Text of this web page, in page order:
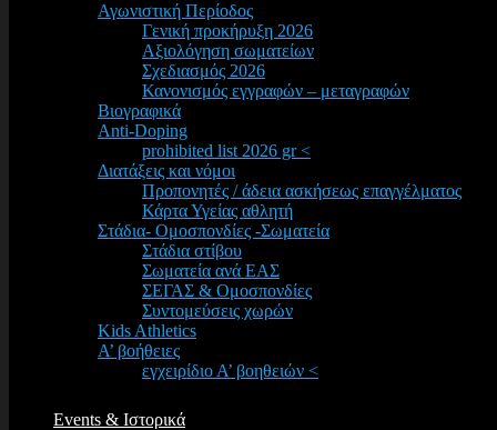
Αγωνιστική Περίοδος
Γενική προκήρυξη 2026
Αξιολόγηση σωματείων
Σχεδιασμός 2026
Κανονισμός εγγραφών – μεταγραφών
Βιογραφικά
Anti-Doping
prohibited list 2026 gr <
Διατάξεις και νόμοι
Προπονητές / άδεια ασκήσεως επαγγέλματος
Κάρτα Υγείας αθλητή
Στάδια- Ομοσπονδίες -Σωματεία
Στάδια στίβου
Σωματεία ανά ΕΑΣ
ΣΕΓΑΣ & Ομοσπονδίες
Συντομεύσεις χωρών
Kids Athletics
Α’ βοήθειες
εγχειρίδιο Α’ βοηθειών <
Events & Ιστορικά